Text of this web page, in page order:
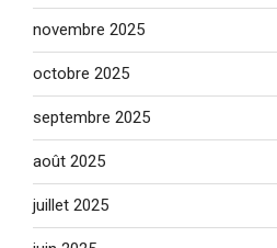
novembre 2025
octobre 2025
septembre 2025
août 2025
juillet 2025